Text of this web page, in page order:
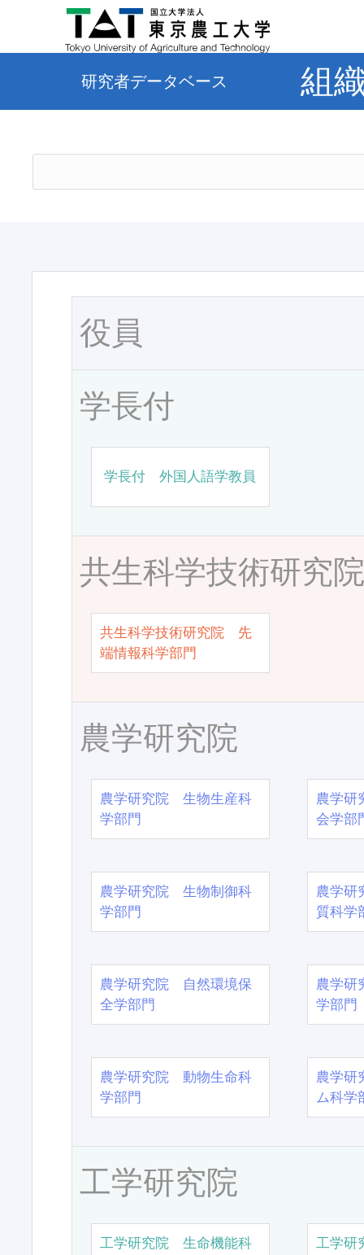
研究者データベース 組
役員
学長付
学長付 外国人語学教員
共生科学技術研究
共生科学技術研究院 先
端情報科学部門
農学研究院
農学研究院 生物生産科
学部門
農学
会学部
農学研究院 生物制御科
学部門
農学
質科学
農学研究院 自然環境保
全学部門
農学
学部門
農学研究院 動物生命科
学部門
農学
ム科学
工学研究院
工学研究院 生命機能科
工学研